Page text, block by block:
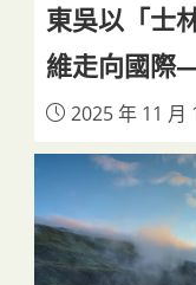
東吳以「士
維走向國際
方向2025 年 11 月